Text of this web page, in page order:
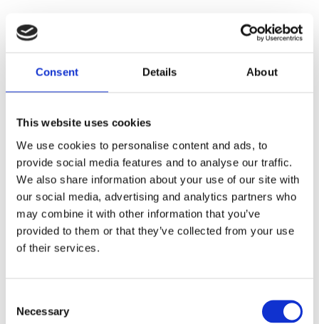
Consent Details About
This website uses cookies
We use cookies to personalise content and ads, to
provide social media features and to analyse our traffic.
We also share information about your use of our site with
our social media, advertising and analytics partners who
may combine it with other information that you’ve
provided to them or that they’ve collected from your use
of their services.
Selection
Necessary
Beskrivning Användning
Kakaobönorna som används kallas Arriba Naciónal. Det är
landets stora stolthet. Dess smak beskrivs bäst som
nyanserad, aromatisk och fruktig. Chokladen är sötad med
Panela-råsocker samt fri från nötter, soja, mjölk och gluten.